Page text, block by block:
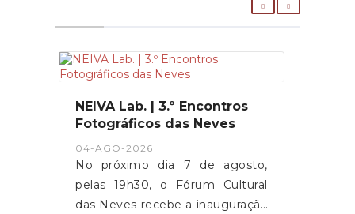
NEIVA Lab. | 3.º Encontros
Fotográficos das Neves
04-AGO-2026
No próximo dia 7 de agosto,
pelas 19h30, o Fórum Cultural
das Neves recebe a inauguração